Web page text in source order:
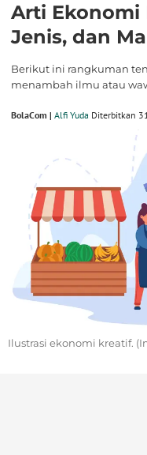
Arti Ekonomi
Jenis, dan
Berikut ini rangkuman
menambah ilmu atau
BolaCom | Alfi Yuda Diterbitkan
Ilustrasi ekonomi kreatif.